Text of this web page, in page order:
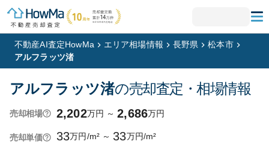
不動産AI査定HowMa エリア相場情報 長野県
松本市
アルフラッツ渚
アルフラッツ渚の売却査定・相場情報
売却相場 2,202万円 ～ 2,686万円
売却単価 33万円/m² ～ 33万円/m²